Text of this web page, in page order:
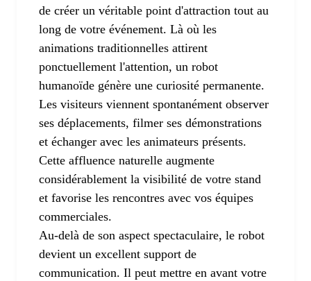
de créer un véritable point d'attraction tout au
long de votre événement. Là où les
animations traditionnelles attirent
ponctuellement l'attention, un robot
humanoïde génère une curiosité permanente.
Les visiteurs viennent spontanément observer
ses déplacements, filmer ses démonstrations
et échanger avec les animateurs présents.
Cette affluence naturelle augmente
considérablement la visibilité de votre stand
et favorise les rencontres avec vos équipes
commerciales.
Au-delà de son aspect spectaculaire, le robot
devient un excellent support de
communication. Il peut mettre en avant votre